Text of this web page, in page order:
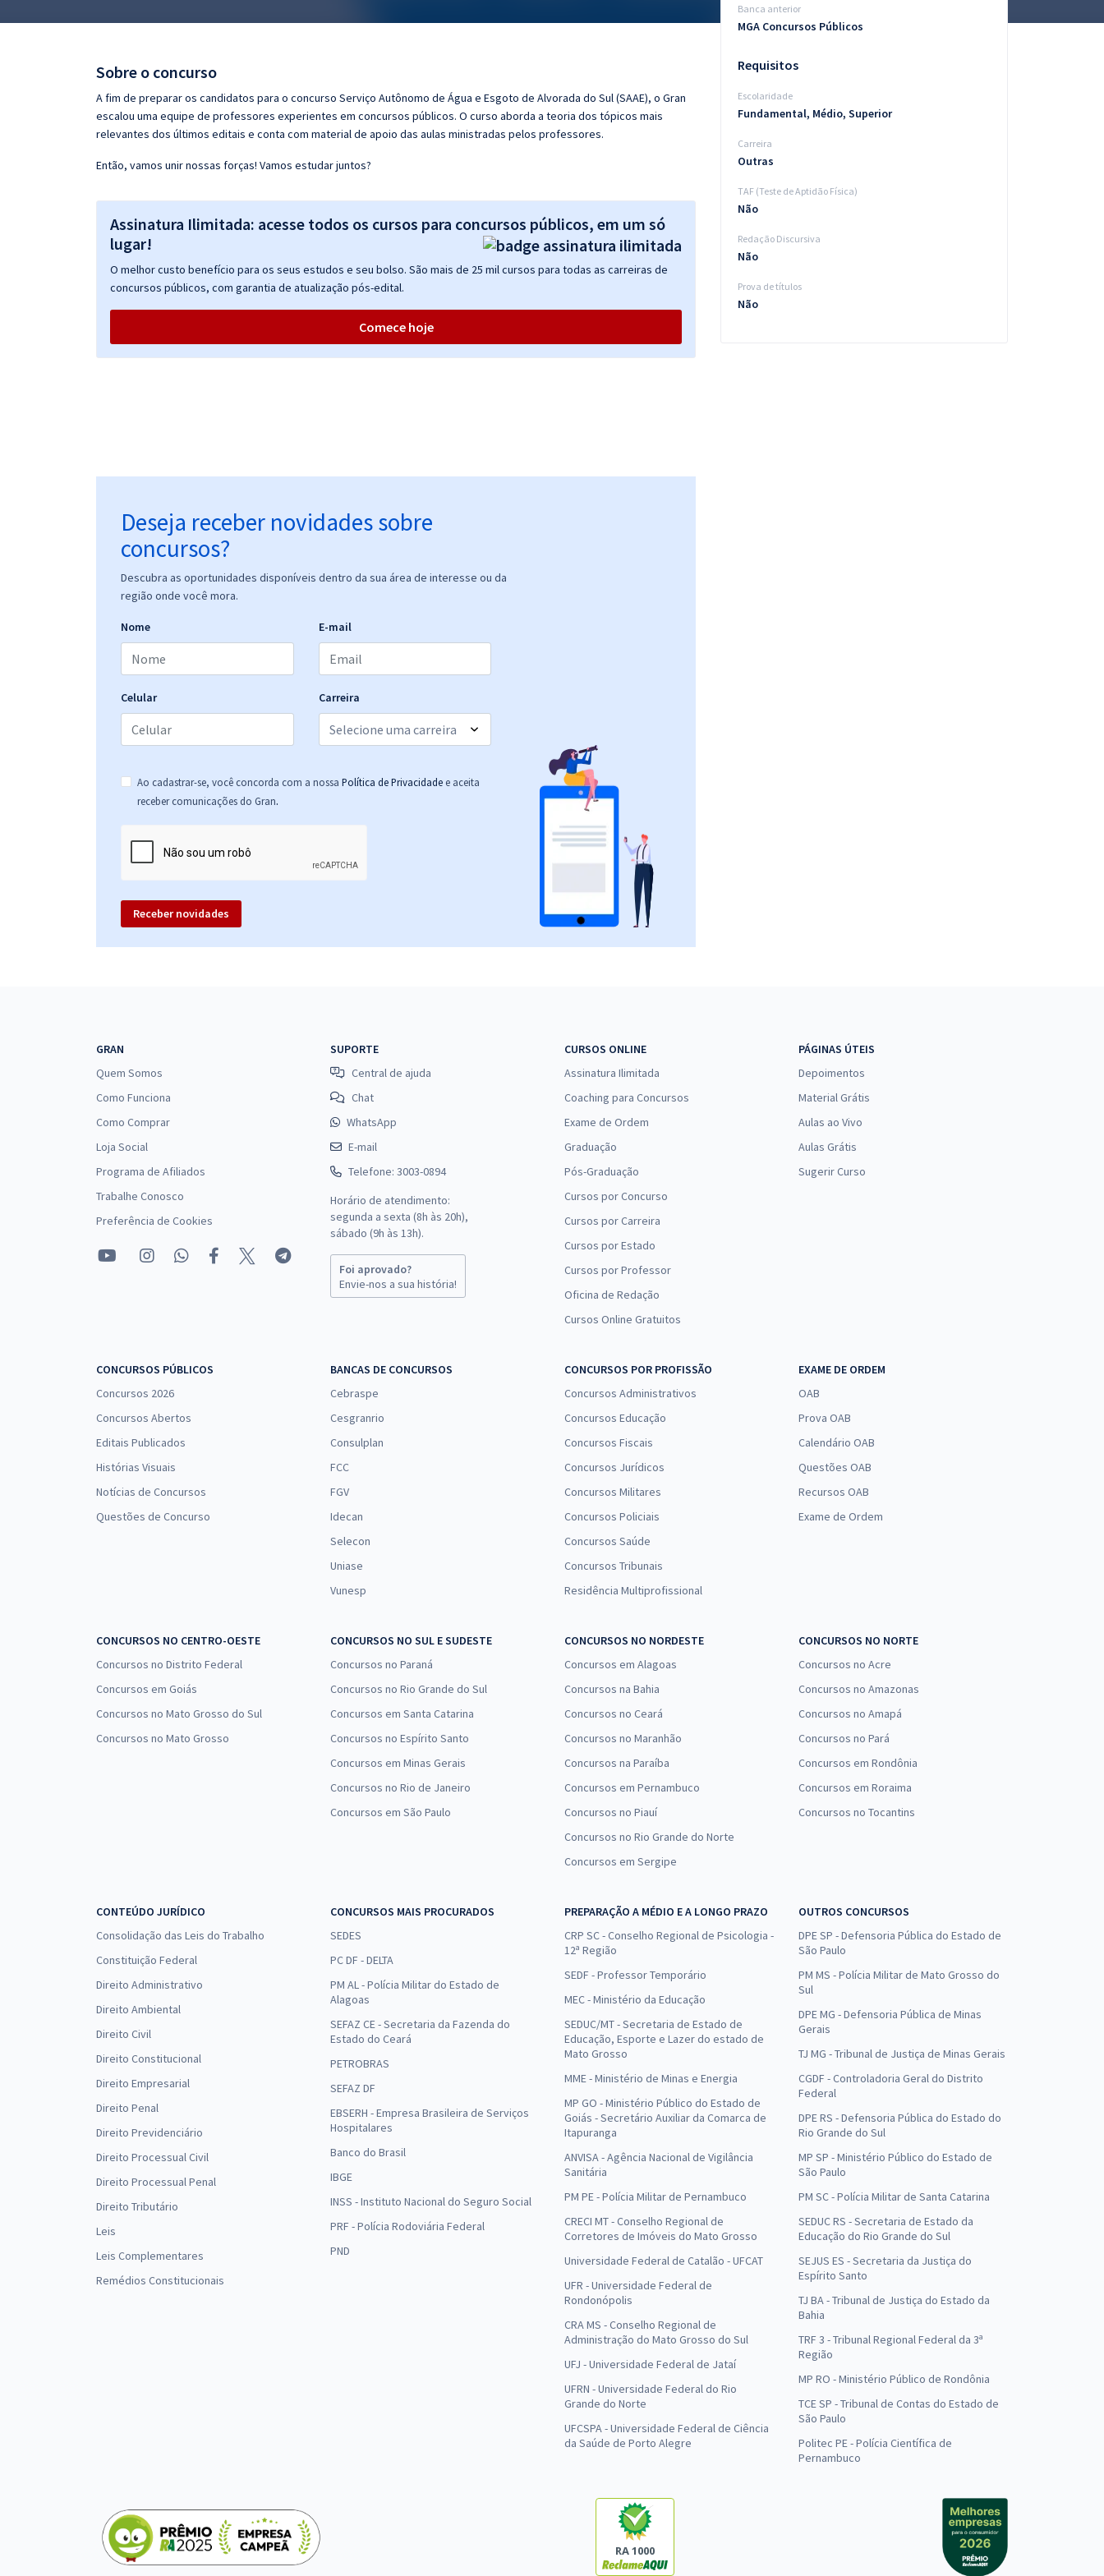
Questões grátis
Conteúdo gratuito
Sobre o concurso
A fim de preparar os candidatos para o concurso Serviço Autônomo de Água e Esgoto de Alvorada do Sul (SAAE), o Gran
escalou uma equipe de professores experientes em concursos públicos. O curso aborda a teoria dos tópicos mais
relevantes dos últimos editais e conta com material de apoio das aulas ministradas pelos professores.
Então, vamos unir nossas forças! Vamos estudar juntos?
Assinatura Ilimitada: acesse todos os cursos para concursos públicos, em um só
lugar!
O melhor custo benefício para os seus estudos e seu bolso. São mais de 25 mil cursos para todas as carreiras de
concursos públicos, com garantia de atualização pós-edital.
Comece hoje
Deseja receber novidades sobre
concursos?
Descubra as oportunidades disponíveis dentro da sua área de interesse ou da
região onde você mora.
Nome E-mail
Celular Carreira
Ao cadastrar-se, você concorda com a nossa Política de Privacidade e aceita
receber comunicações do Gran.
Receber novidades
Banca anterior
MGA Concursos Públicos
Requisitos
Escolaridade
Fundamental, Médio, Superior
Carreira
Outras
TAF (Teste de Aptidão Física)
Não
Redação Discursiva
Não
Prova de títulos
Não
GRAN
Quem Somos
Como Funciona
Como Comprar
Loja Social
Programa de Afiliados
Trabalhe Conosco
Preferência de Cookies
SUPORTE
Central de ajuda
Chat
WhatsApp
E-mail
Telefone: 3003-0894
Horário de atendimento:
segunda a sexta (8h às 20h),
sábado (9h às 13h).
Foi aprovado?
Envie-nos a sua história!
CURSOS ONLINE
Assinatura Ilimitada
Coaching para Concursos
Exame de Ordem
Graduação
Pós-Graduação
Cursos por Concurso
Cursos por Carreira
Cursos por Estado
Cursos por Professor
Oficina de Redação
Cursos Online Gratuitos
PÁGINAS ÚTEIS
Depoimentos
Material Grátis
Aulas ao Vivo
Aulas Grátis
Sugerir Curso
CONCURSOS PÚBLICOS
Concursos 2026
Concursos Abertos
Editais Publicados
Histórias Visuais
Notícias de Concursos
Questões de Concurso
BANCAS DE CONCURSOS
Cebraspe
Cesgranrio
Consulplan
FCC
FGV
Idecan
Selecon
Uniase
Vunesp
CONCURSOS POR PROFISSÃO
Concursos Administrativos
Concursos Educação
Concursos Fiscais
Concursos Jurídicos
Concursos Militares
Concursos Policiais
Concursos Saúde
Concursos Tribunais
Residência Multiprofissional
EXAME DE ORDEM
OAB
Prova OAB
Calendário OAB
Questões OAB
Recursos OAB
Exame de Ordem
CONCURSOS NO CENTRO-OESTE
Concursos no Distrito Federal
Concursos em Goiás
Concursos no Mato Grosso do Sul
Concursos no Mato Grosso
CONCURSOS NO SUL E SUDESTE
Concursos no Paraná
Concursos no Rio Grande do Sul
Concursos em Santa Catarina
Concursos no Espírito Santo
Concursos em Minas Gerais
Concursos no Rio de Janeiro
Concursos em São Paulo
CONCURSOS NO NORDESTE
Concursos em Alagoas
Concursos na Bahia
Concursos no Ceará
Concursos no Maranhão
Concursos na Paraíba
Concursos em Pernambuco
Concursos no Piauí
Concursos no Rio Grande do Norte
Concursos em Sergipe
CONCURSOS NO NORTE
Concursos no Acre
Concursos no Amazonas
Concursos no Amapá
Concursos no Pará
Concursos em Rondônia
Concursos em Roraima
Concursos no Tocantins
CONTEÚDO JURÍDICO
Consolidação das Leis do Trabalho
Constituição Federal
Direito Administrativo
Direito Ambiental
Direito Civil
Direito Constitucional
Direito Empresarial
Direito Penal
Direito Previdenciário
Direito Processual Civil
Direito Processual Penal
Direito Tributário
Leis
Leis Complementares
Remédios Constitucionais
CONCURSOS MAIS PROCURADOS
SEDES
PC DF - DELTA
PM AL - Polícia Militar do Estado de
Alagoas
SEFAZ CE - Secretaria da Fazenda do
Estado do Ceará
PETROBRAS
SEFAZ DF
EBSERH - Empresa Brasileira de Serviços
Hospitalares
Banco do Brasil
IBGE
INSS - Instituto Nacional do Seguro Social
PRF - Polícia Rodoviária Federal
PND
PREPARAÇÃO A MÉDIO E A LONGO PRAZO
CRP SC - Conselho Regional de Psicologia -
12ª Região
SEDF - Professor Temporário
MEC - Ministério da Educação
SEDUC/MT - Secretaria de Estado de
Educação, Esporte e Lazer do estado de
Mato Grosso
MME - Ministério de Minas e Energia
MP GO - Ministério Público do Estado de
Goiás - Secretário Auxiliar da Comarca de
Itapuranga
ANVISA - Agência Nacional de Vigilância
Sanitária
PM PE - Polícia Militar de Pernambuco
CRECI MT - Conselho Regional de
Corretores de Imóveis do Mato Grosso
Universidade Federal de Catalão - UFCAT
UFR - Universidade Federal de
Rondonópolis
CRA MS - Conselho Regional de
Administração do Mato Grosso do Sul
UFJ - Universidade Federal de Jataí
UFRN - Universidade Federal do Rio
Grande do Norte
UFCSPA - Universidade Federal de Ciência
da Saúde de Porto Alegre
OUTROS CONCURSOS
DPE SP - Defensoria Pública do Estado de
São Paulo
PM MS - Polícia Militar de Mato Grosso do
Sul
DPE MG - Defensoria Pública de Minas
Gerais
TJ MG - Tribunal de Justiça de Minas Gerais
CGDF - Controladoria Geral do Distrito
Federal
DPE RS - Defensoria Pública do Estado do
Rio Grande do Sul
MP SP - Ministério Público do Estado de
São Paulo
PM SC - Polícia Militar de Santa Catarina
SEDUC RS - Secretaria de Estado da
Educação do Rio Grande do Sul
SEJUS ES - Secretaria da Justiça do
Espírito Santo
TJ BA - Tribunal de Justiça do Estado da
Bahia
TRF 3 - Tribunal Regional Federal da 3ª
Região
MP RO - Ministério Público de Rondônia
TCE SP - Tribunal de Contas do Estado de
São Paulo
Politec PE - Polícia Científica de
Pernambuco
RA 1000